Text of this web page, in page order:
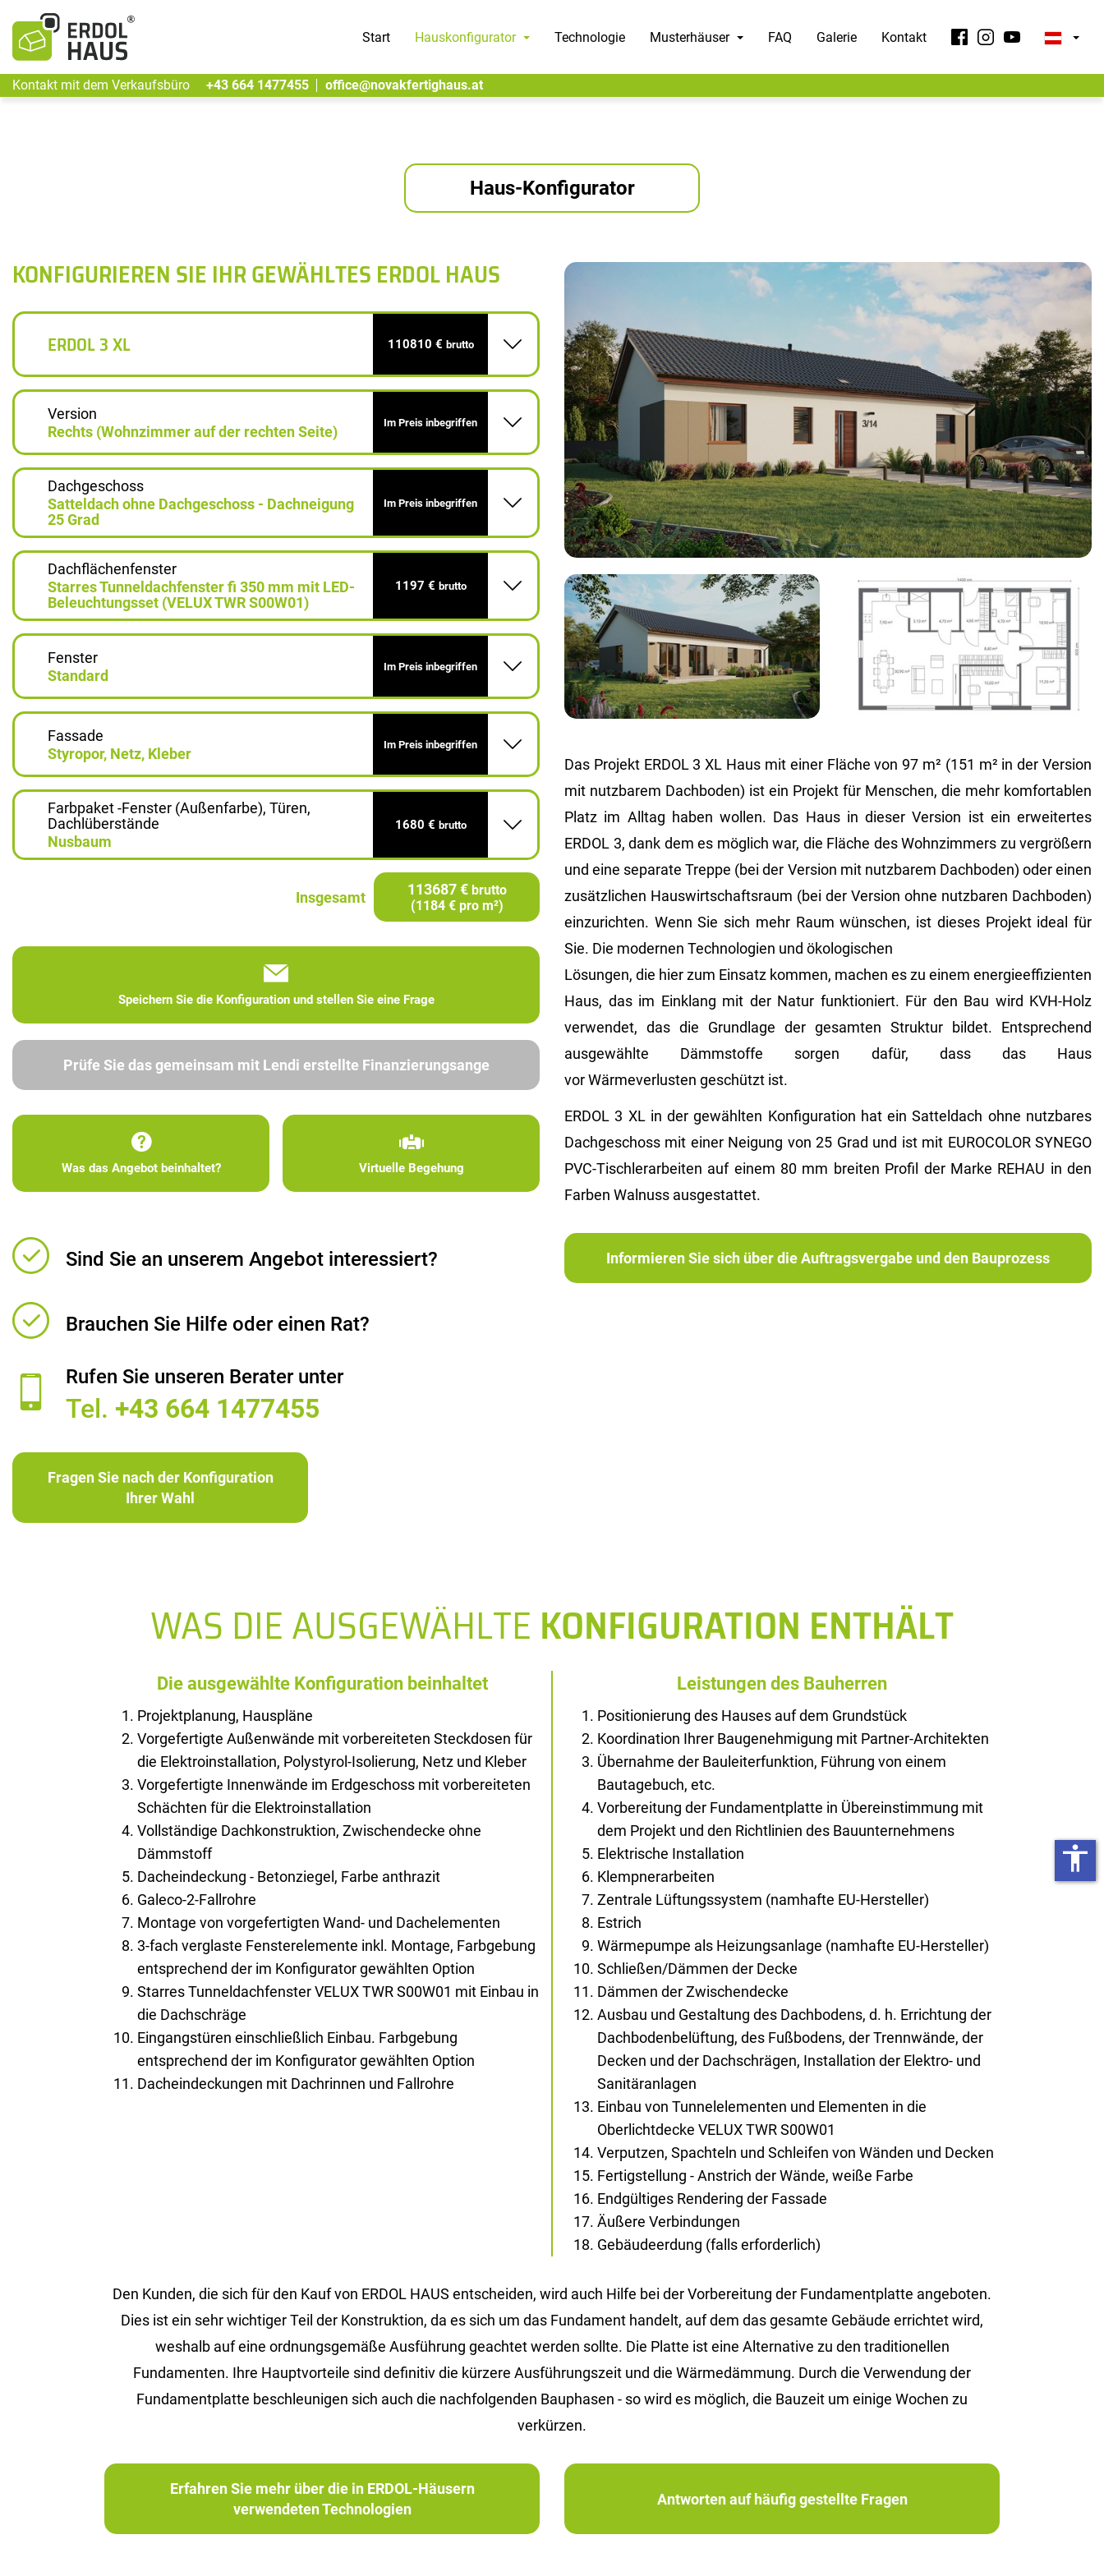
Start Hauskonfigurator Technologie Musterhäuser FAQ Galerie Kontakt
Kontakt mit dem Verkaufsbüro +43 664 1477455 office@novakfertighaus.at
Haus-Konfigurator
Das Projekt ERDOL 3 XL Haus mit einer Fläche von 97 m² (151 m² in der Version
mit nutzbarem Dachboden) ist ein Projekt für Menschen, die mehr komfortablen
Platz im Alltag haben wollen. Das Haus in dieser Version ist ein erweitertes
ERDOL 3, dank dem es möglich war, die Fläche des Wohnzimmers zu vergrößern
und eine separate Treppe (bei der Version mit nutzbarem Dachboden) oder einen
zusätzlichen Hauswirtschaftsraum (bei der Version ohne nutzbaren Dachboden)
einzurichten. Wenn Sie sich mehr Raum wünschen, ist dieses Projekt ideal für
Sie. Die modernen Technologien und ökologischen
Lösungen, die hier zum Einsatz kommen, machen es zu einem energieeffizienten
Haus, das im Einklang mit der Natur funktioniert. Für den Bau wird KVH-Holz
verwendet, das die Grundlage der gesamten Struktur bildet. Entsprechend
ausgewählte Dämmstoffe sorgen dafür, dass das Haus
vor Wärmeverlusten geschützt ist.
ERDOL 3 XL in der gewählten Konfiguration hat ein Satteldach ohne nutzbares
Dachgeschoss mit einer Neigung von 25 Grad und ist mit EUROCOLOR SYNEGO
PVC-Tischlerarbeiten auf einem 80 mm breiten Profil der Marke REHAU in den
Farben Walnuss ausgestattet.
Informieren Sie sich über die Auftragsvergabe und den Bauprozess
KONFIGURIEREN SIE IHR GEWÄHLTES ERDOL HAUS
ERDOL 3 XL 110810 € brutto
Version
Rechts (Wohnzimmer auf der rechten Seite)
Im Preis inbegriffen
Dachgeschoss
Satteldach ohne Dachgeschoss - Dachneigung
25 Grad
Im Preis inbegriffen
Dachflächenfenster
Starres Tunneldachfenster fi 350 mm mit LED-
Beleuchtungsset (VELUX TWR S00W01)
1197 € brutto
Fenster
Standard
Im Preis inbegriffen
Fassade
Styropor, Netz, Kleber
Im Preis inbegriffen
Farbpaket -Fenster (Außenfarbe), Türen,
Dachlüberstände
Nusbaum
1680 € brutto
Insgesamt 113687 € brutto
(1184 € pro m²)
Speichern Sie die Konfiguration und stellen Sie eine Frage
Prüfe Sie das gemeinsam mit Lendi erstellte Finanzierungsange
Was das Angebot beinhaltet? Virtuelle Begehung
Sind Sie an unserem Angebot interessiert?
Brauchen Sie Hilfe oder einen Rat?
Rufen Sie unseren Berater unter
Tel. +43 664 1477455
Fragen Sie nach der Konfiguration
Ihrer Wahl
WAS DIE AUSGEWÄHLTE KONFIGURATION ENTHÄLT
Die ausgewählte Konfiguration beinhaltet
Projektplanung, Hauspläne
Vorgefertigte Außenwände mit vorbereiteten Steckdosen für
die Elektroinstallation, Polystyrol-Isolierung, Netz und Kleber
Vorgefertigte Innenwände im Erdgeschoss mit vorbereiteten
Schächten für die Elektroinstallation
Vollständige Dachkonstruktion, Zwischendecke ohne
Dämmstoff
Dacheindeckung - Betonziegel, Farbe anthrazit
Galeco-2-Fallrohre
Montage von vorgefertigten Wand- und Dachelementen
3-fach verglaste Fensterelemente inkl. Montage, Farbgebung
entsprechend der im Konfigurator gewählten Option
Starres Tunneldachfenster VELUX TWR S00W01 mit Einbau in
die Dachschräge
Eingangstüren einschließlich Einbau. Farbgebung
entsprechend der im Konfigurator gewählten Option
Dacheindeckungen mit Dachrinnen und Fallrohre
Leistungen des Bauherren
Positionierung des Hauses auf dem Grundstück
Koordination Ihrer Baugenehmigung mit Partner-Architekten
Übernahme der Bauleiterfunktion, Führung von einem
Bautagebuch, etc.
Vorbereitung der Fundamentplatte in Übereinstimmung mit
dem Projekt und den Richtlinien des Bauunternehmens
Elektrische Installation
Klempnerarbeiten
Zentrale Lüftungssystem (namhafte EU-Hersteller)
Estrich
Wärmepumpe als Heizungsanlage (namhafte EU-Hersteller)
Schließen/Dämmen der Decke
Dämmen der Zwischendecke
Ausbau und Gestaltung des Dachbodens, d. h. Errichtung der
Dachbodenbelüftung, des Fußbodens, der Trennwände, der
Decken und der Dachschrägen, Installation der Elektro- und
Sanitäranlagen
Einbau von Tunnelelementen und Elementen in die
Oberlichtdecke VELUX TWR S00W01
Verputzen, Spachteln und Schleifen von Wänden und Decken
Fertigstellung - Anstrich der Wände, weiße Farbe
Endgültiges Rendering der Fassade
Äußere Verbindungen
Gebäudeerdung (falls erforderlich)
Den Kunden, die sich für den Kauf von ERDOL HAUS entscheiden, wird auch Hilfe bei der Vorbereitung der Fundamentplatte angeboten.
Dies ist ein sehr wichtiger Teil der Konstruktion, da es sich um das Fundament handelt, auf dem das gesamte Gebäude errichtet wird,
weshalb auf eine ordnungsgemäße Ausführung geachtet werden sollte. Die Platte ist eine Alternative zu den traditionellen
Fundamenten. Ihre Hauptvorteile sind definitiv die kürzere Ausführungszeit und die Wärmedämmung. Durch die Verwendung der
Fundamentplatte beschleunigen sich auch die nachfolgenden Bauphasen - so wird es möglich, die Bauzeit um einige Wochen zu
verkürzen.
Erfahren Sie mehr über die in ERDOL-Häusern
verwendeten Technologien
Antworten auf häufig gestellte Fragen
accessibility